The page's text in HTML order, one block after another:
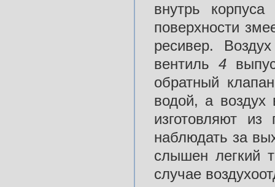
внутрь корпуса
поверхности
ресивер.
вентиль 4
обратный
водой, а
изготовляют
наблюдать за
слышен легкий
случае